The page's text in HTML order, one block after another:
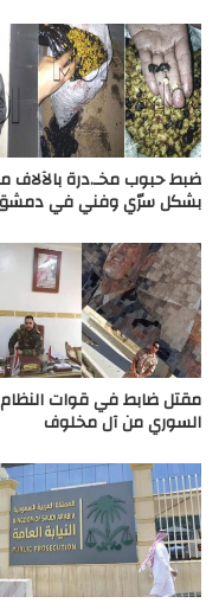
ضبط حبوب مخـ.درة بالآلاف
بشكل سرّي وفني في
مقتل ضابط في قوات النظام
السوري من آل مخلوف